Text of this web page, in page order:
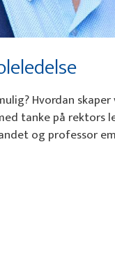
Hvordan
tanke på rektors
og professor